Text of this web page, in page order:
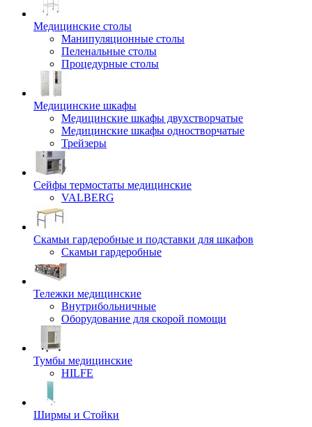
Медицинские столы
Манипуляционные столы
Пеленальные столы
Процедурные столы
Медицинские шкафы
Медицинские шкафы двухстворчатые
Медицинские шкафы одностворчатые
Трейзеры
Сейфы термостаты медицинские
VALBERG
Скамьи гардеробные и подставки для шкафов
Скамьи гардеробные
Тележки медицинские
Внутрибольничные
Оборудование для скорой помощи
Тумбы медицинские
HILFE
Ширмы и Стойки